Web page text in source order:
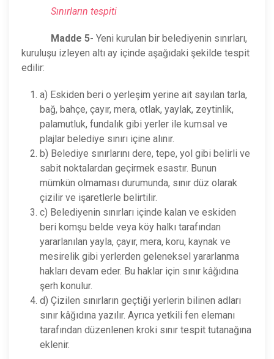
Sınırların tespiti
Madde 5- Yeni kurulan bir belediyenin sınırları,
kuruluşu izleyen altı ay içinde aşağıdaki şekilde tespit
edilir:
a) Eskiden beri o yerleşim yerine ait sayılan tarla,
bağ, bahçe, çayır, mera, otlak, yaylak, zeytinlik,
palamutluk, fundalık gibi yerler ile kumsal ve
plajlar belediye sınırı içine alınır.
b) Belediye sınırlarını dere, tepe, yol gibi belirli ve
sabit noktalardan geçirmek esastır. Bunun
mümkün olmaması durumunda, sınır düz olarak
çizilir ve işaretlerle belirtilir.
c) Belediyenin sınırları içinde kalan ve eskiden
beri komşu belde veya köy halkı tarafından
yararlanılan yayla, çayır, mera, koru, kaynak ve
mesirelik gibi yerlerden geleneksel yararlanma
hakları devam eder. Bu haklar için sınır kâğıdına
şerh konulur.
d) Çizilen sınırların geçtiği yerlerin bilinen adları
sınır kâğıdına yazılır. Ayrıca yetkili fen elemanı
tarafından düzenlenen kroki sınır tespit tutanağına
eklenir.